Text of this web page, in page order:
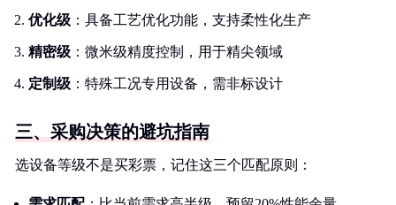
优化级 ：具备工艺优化功能，支持柔性化生产
精密级 ：微米级精度控制，用于精尖领域
定制级 ：特殊工况专用设备，需非标设计
三、采购决策的避坑指南
选设备等级不是买彩票，记住这三个匹配原则：